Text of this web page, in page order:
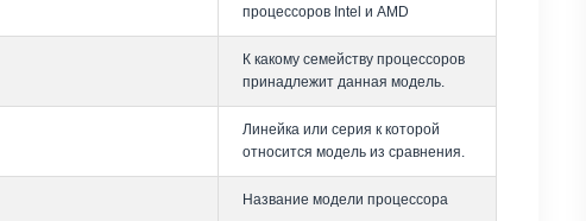
процессоров Intel и AMD
К какому семейству процессоров
принадлежит данная модель.
Линейка или серия к которой
относится модель из сравнения.
Название модели процессора